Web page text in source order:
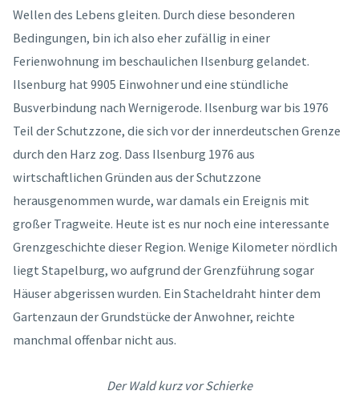
Wellen des Lebens gleiten. Durch diese besonderen
Bedingungen, bin ich also eher zufällig in einer
Ferienwohnung im beschaulichen Ilsenburg gelandet.
Ilsenburg hat 9905 Einwohner und eine stündliche
Busverbindung nach Wernigerode. Ilsenburg war bis 1976
Teil der Schutzzone, die sich vor der innerdeutschen Grenze
durch den Harz zog. Dass Ilsenburg 1976 aus
wirtschaftlichen Gründen aus der Schutzzone
herausgenommen wurde, war damals ein Ereignis mit
großer Tragweite. Heute ist es nur noch eine interessante
Grenzgeschichte dieser Region. Wenige Kilometer nördlich
liegt Stapelburg, wo aufgrund der Grenzführung sogar
Häuser abgerissen wurden. Ein Stacheldraht hinter dem
Gartenzaun der Grundstücke der Anwohner, reichte
manchmal offenbar nicht aus.
Der Wald kurz vor Schierke